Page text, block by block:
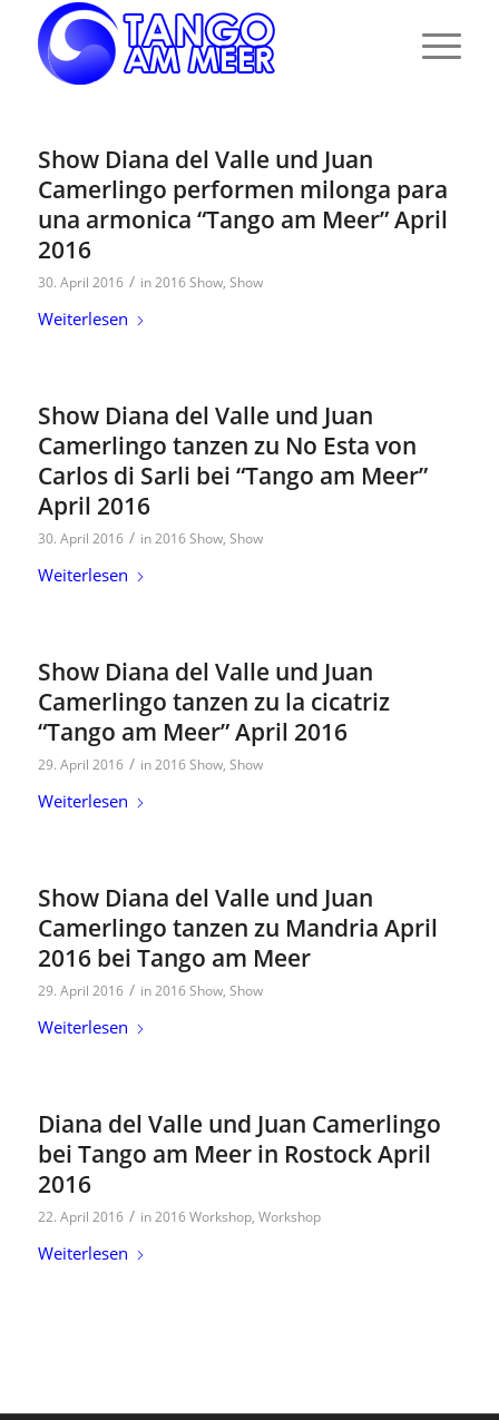
Show Diana del Valle und Juan
Camerlingo performen milonga para
una armonica “Tango am Meer” April
2016
30. April 2016 / in2016 Show, Show
Weiterlesen
Show Diana del Valle und Juan
Camerlingo tanzen zu No Esta von
Carlos di Sarli bei “Tango am Meer”
April 2016
30. April 2016 / in2016 Show, Show
Weiterlesen
Show Diana del Valle und Juan
Camerlingo tanzen zu la cicatriz
“Tango am Meer” April 2016
29. April 2016 / in2016 Show, Show
Weiterlesen
Show Diana del Valle und Juan
Camerlingo tanzen zu Mandria April
2016 bei Tango am Meer
29. April 2016 / in2016 Show, Show
Weiterlesen
Diana del Valle und Juan Camerlingo
bei Tango am Meer in Rostock April
2016
22. April 2016 / in2016 Workshop, Workshop
Weiterlesen